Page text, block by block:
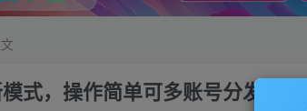
式，操作简单可多账号分发，轻